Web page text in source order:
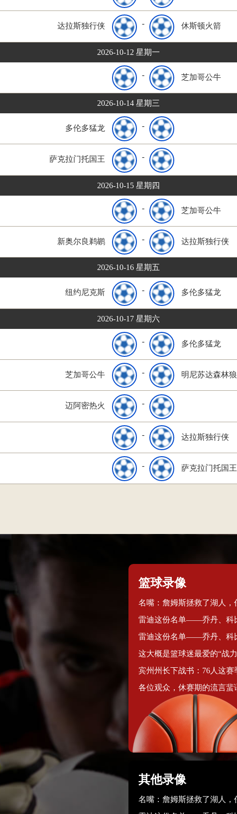
达拉斯独行侠 - 休斯顿火箭
2026-10-12 星期一
- 芝加哥公牛
2026-10-14 星期三
多伦多猛龙 -
萨克拉门托国王 -
2026-10-15 星期四
- 芝加哥公牛
新奥尔良鹈鹕 - 达拉斯独行侠
2026-10-16 星期五
纽约尼克斯 - 多伦多猛龙
2026-10-17 星期六
- 多伦多猛龙
芝加哥公牛 - 明尼苏达森林狼
迈阿密热火 -
- 达拉斯独行侠
- 萨克拉门托国王
篮球录像
其他录像